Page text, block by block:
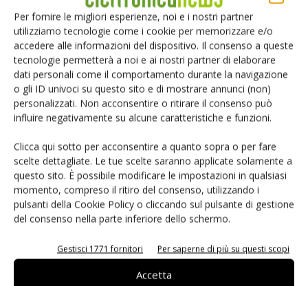
Per fornire le migliori esperienze, noi e i nostri partner
utilizziamo tecnologie come i cookie per memorizzare e/o
accedere alle informazioni del dispositivo. Il consenso a queste
tecnologie permetterà a noi e ai nostri partner di elaborare
dati personali come il comportamento durante la navigazione
o gli ID univoci su questo sito e di mostrare annunci (non)
personalizzati. Non acconsentire o ritirare il consenso può
influire negativamente su alcune caratteristiche e funzioni.
Clicca qui sotto per acconsentire a quanto sopra o per fare
scelte dettagliate. Le tue scelte saranno applicate solamente a
questo sito. È possibile modificare le impostazioni in qualsiasi
momento, compreso il ritiro del consenso, utilizzando i
pulsanti della Cookie Policy o cliccando sul pulsante di gestione
del consenso nella parte inferiore dello schermo.
Gestisci 1771 fornitori Per saperne di più su questi scopi
Accetta
punto di crossover (ovvero il punto oltre il quale diventa
conveniente produrre “in house” i convertitori). A un costo
decisamente più basso rispetto a quello dei prodotti
equivalenti delle precedenti generazioni e a fronte di
prestazioni decisamente migliori, la differenza tra
acquistare o realizzare un convertitore può ridursi a soli
pochi centesimi, con uno spostamento del punto di
Un esempio concreto
Un esempio concreto contribuirà a chiarire meglio questo
concetto. Si faccia l'ipotesi che il tempo necessario per
pari a 8 settimane/uomo. In questo conteggio sono inclusi i
tempi richiesti dal progettista, dai tecnici di supporto,